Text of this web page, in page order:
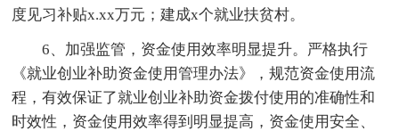
度见习补贴x.xx万元；建成x个就业扶贫村。
6、加强监管，资金使用效率明显提升。严格执行
《就业创业补助资金使用管理办法》，规范资金使用流
程，有效保证了就业创业补助资金拨付使用的准确性和
时效性，资金使用效率得到明显提高，资金使用安全、